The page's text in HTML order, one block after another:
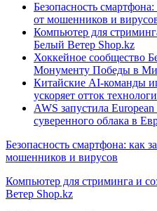
Безопасность
от мошенников и
Компьютер для
Белый Ветер Shop.kz
Хоккейное сообщество
Монументу Победы в
Китайские AI-команды
ускоряет отток
AWS запустила
суверенного облака в
Безопасность смартфона: как
мошенников и вирусов
Компьютер для стриминга и
Ветер Shop.kz